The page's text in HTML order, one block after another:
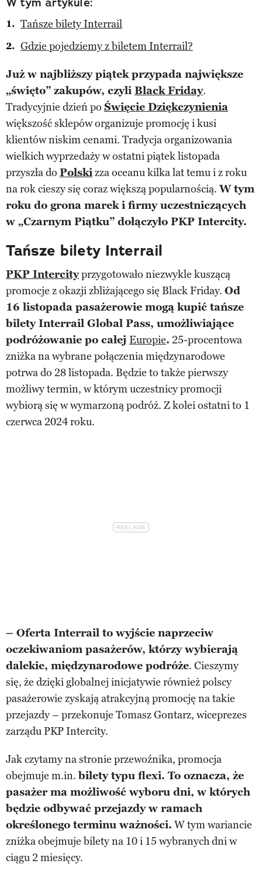
Tańsze bilety Interrail
Gdzie pojedziemy z biletem Interrail?
Już w najbliższy piątek przypada największe
„święto” zakupów, czyli Black Friday.
Tradycyjnie dzień po Święcie Dziękczynienia
większość sklepów organizuje promocję i kusi
klientów niskim cenami. Tradycja organizowania
wielkich wyprzedaży w ostatni piątek listopada
przyszła do Polskizza oceanu kilka lat temu i z roku
na rok cieszy się coraz większą popularnością.W tym
roku do grona marek i firmy uczestniczących
w „Czarnym Piątku” dołączyło PKP Intercity.
Tańsze bilety Interrail
PKP Intercityprzygotowało niezwykle kuszącą
promocje z okazji zbliżającego się Black Friday. Od
16 listopada pasażerowie mogą kupić tańsze
bilety Interrail Global Pass, umożliwiające
podróżowanie po całej Europie. 25-procentowa
zniżka na wybrane połączenia międzynarodowe
potrwa do 28 listopada. Będzie to także pierwszy
możliwy termin, w którym uczestnicy promocji
wybiorą się w wymarzoną podróż. Z kolei ostatni to 1
czerwca 2024 roku.
– Oferta Interrail to wyjście naprzeciw
oczekiwaniom pasażerów, którzy wybierają
dalekie, międzynarodowe podróże. Cieszymy
się, że dzięki globalnej inicjatywie również polscy
pasażerowie zyskają atrakcyjną promocję na takie
przejazdy – przekonuje Tomasz Gontarz, wiceprezes
zarządu PKP Intercity.
Jak czytamy na stronie przewoźnika, promocja
obejmuje m.in.bilety typu flexi. To oznacza, że
pasażer ma możliwość wyboru dni, w których
będzie odbywać przejazdy w ramach
określonego terminu ważności. W tym wariancie
zniżka obejmuje bilety na 10 i 15 wybranych dni w
ciągu 2 miesięcy.